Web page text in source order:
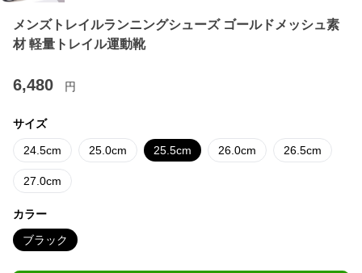
メンズトレイルランニングシューズ ゴールドメッシュ素
材 軽量トレイル運動靴
6,480 円
サイズ
24.5cm 25.0cm 25.5cm 26.0cm 26.5cm
27.0cm
カラー
ブラック